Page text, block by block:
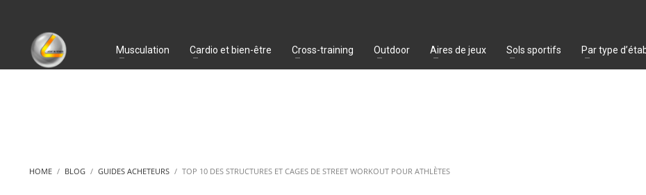
Musculation Cardio et bien-être Cross-training Outdoor Aires de jeux Sols sportifs Par type
HOME BLOG GUIDES ACHETEURS TOP 10 DES STRUCTURES ET CAGES DE STREET WORKOUT POUR ATHLÈTES